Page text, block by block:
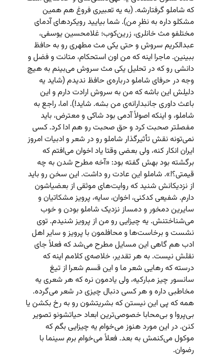
که شاملو گرفتارشه. (به یه تعبیری فروغ هم همین
مشکلو داره به نظرِ من). شما بیایید رویکردهای آدمای
مختلفو مث خانلری، زرین‌کوب؛ غلامحسین یوسفی،
عبدالکریم سروش و حتی یکی مث مطهری رو به حافظ
ببینین. ماجرا اینه که من اون استحکام، متانت و فضل و
دانشی رو که در تحلیل یکی مث سروش می‌بینم به هیچ
وجه در حرفای شاملو درباره‌ی حافظ ندیدم (شاید یه
دلیلش این باشه که من به سروش ارادت دارم و این
باعث داوری جانبدارانه‌ی من بشه. شاید!). اما، راجع به
شاملو، و اینکه اصولاً آدمی بود شاکی و معترض، باید
مفصلتر صحبت کرد و حق صحبت رو هم ادا کرد. کسی
نمی‌تونه نقش تأثیرگذار شاملو رو در شعر و ادبیات امروز
ایران انکار کنه، ولی بعضی وقتا یاد اخوان می‌افتم که
برگشته بود بهش گفته بود: «آخه مطرح شدن به چه
قیمتی؟!». شاملو این عادت رو داشت. این سخن رو باید
از نزدیکانش شنید که روایت‌های موثقی از بعضیاشون
دارم. شفیعی کدکنی، اخوان، سایه، پرویز مشکاتیان و
سایرین دمخور و دمساز نزدیک شاملو بودن و خوب
می‌شناختنش. یه چیزایی رو من از پرویز شنیدم. توی
نشست و برخاست‌ها و محافلمون با پرویز و سایر اهل
ادب هم گاهی این مسایل مطرح می‌شد که فعلاً جای
نقلش نیست. به هر تقدیر، خلاصه‌ی کلامم اینه که
درسته که رهایی شعر ما و این قسم شعرا از تیغ
سانسور چیز مبارکیه، ولی یادمون نره که هر شعری یه
مخاطبی داره و هر کسی دنبال چیزی در شعر می‌گرده.
همه که پی این نیستن که بشریتشون رو به رخ بکشن یا
بی‌پروا و بی‌محابا خصوصی‌ترین ابعاد حیاتشونو تصویر
کنن. در این مورد هنوز می‌خوام یه چیزایی بگم که
موکول می‌کنمش به بعد. فعلاً می‌خوام برم سینما با
رضوان.